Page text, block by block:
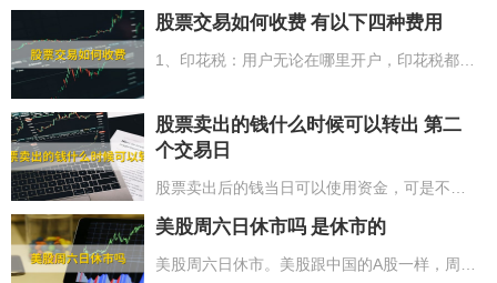
股票交易如何收费 有以下四种费用
股票卖出的钱什么时候可以转出 第二
个交易日
美股周六日休市吗 是休市的